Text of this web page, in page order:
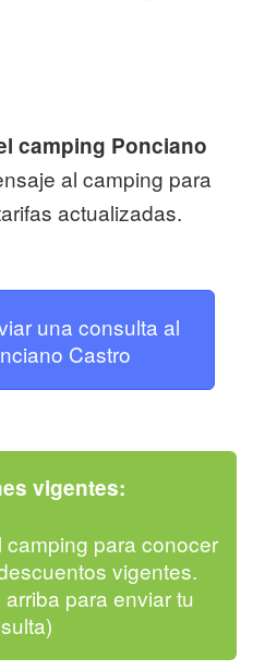
camping Ponciano
al camping para
actualizadas.
una consulta al
Castro
vigentes:
para conocer
vigentes.
para enviar tu